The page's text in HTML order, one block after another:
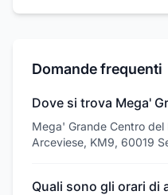
Domande frequenti
Dove si trova Mega'
Mega' Grande Centro
Arceviese, KM9, 60019
Quali sono gli orari di